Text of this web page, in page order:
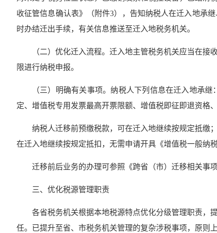
收征管信息确认表》（附件3），告知纳税人在迁入地承
时办结迁出手续，有关信息推送至迁入地税务机关。
（二）优化迁入流程。迁入地主管税务机关应当在
限进行纳税申报。
（三）明确有关事项。纳税人下列信息在迁入地承
定、增值税专用发票最高开票限额、增值税即征即退资格
纳税人迁移前预缴税款，可在迁入地继续按规定抵缴
在迁入地继续按规定抵扣，无需申请开具《增值税一般纳
迁移前后业务的办理可参照《跨省（市）迁移相关事
三、优化税源管理职责
各省税务机关根据本地税源特点优化分级管理职责，
任。已提升至省、市税务机关管理的复杂涉税事项，原则